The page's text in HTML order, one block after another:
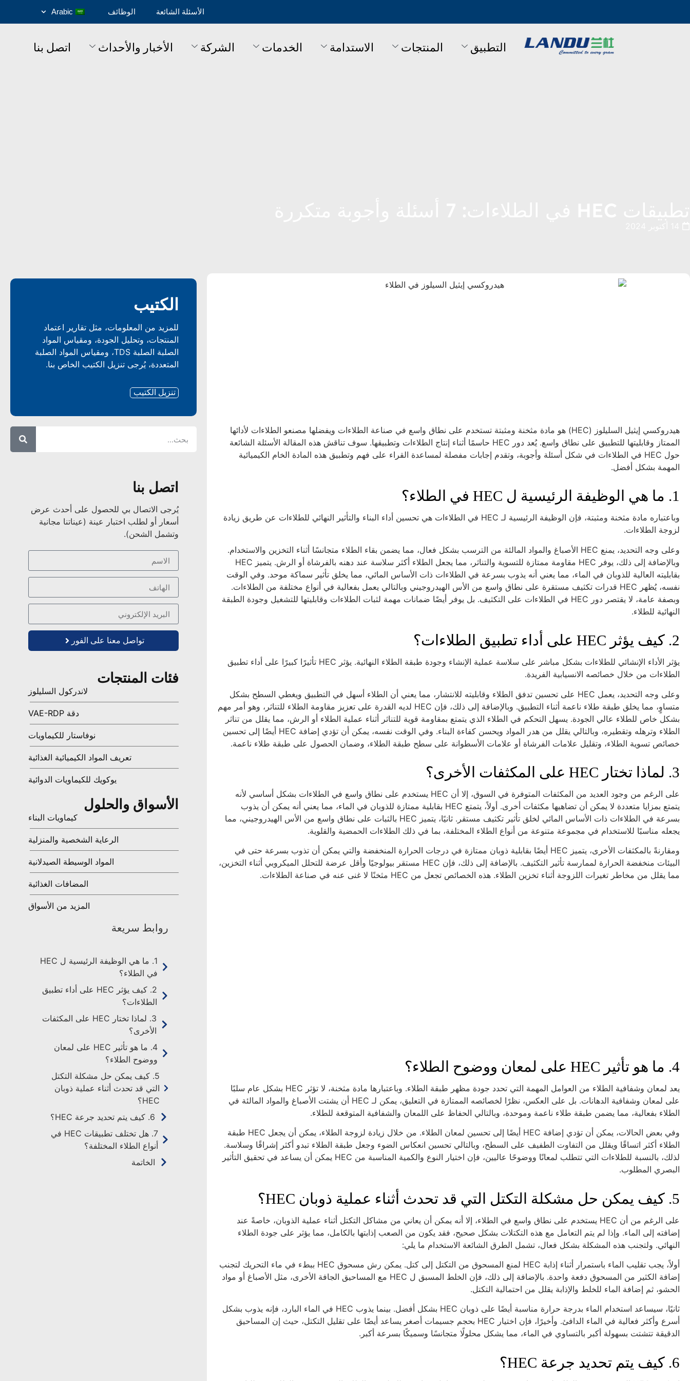
الأسئلة الشائعة الوظائف Arabic
التطبيق المنتجات الاستدامة الخدمات الشركة الأخبار والأحداث اتصل بنا
هيدروكسي إيثيل السليلوز (HEC) هو مادة مثخنة ومثبتة تستخدم على نطاق واسع في صناعة الطلاءات ويفضلها مصنعو الطلاءات لأدائها
الممتاز وقابليتها للتطبيق على نطاق واسع. يُعد دور HEC حاسمًا أثناء إنتاج الطلاءات وتطبيقها. سوف تناقش هذه المقالة الأسئلة الشائعة
حول HEC في الطلاءات في شكل أسئلة وأجوبة، وتقدم إجابات مفصلة لمساعدة القراء على فهم وتطبيق هذه المادة الخام الكيميائية
المهمة بشكل أفضل.
1. ما هي الوظيفة الرئيسية ل HEC في الطلاء؟
وباعتباره مادة مثخنة ومثبتة، فإن الوظيفة الرئيسية لـ HEC في الطلاءات هي تحسين أداء البناء والتأثير النهائي للطلاءات عن طريق زيادة
لزوجة الطلاءات.
وعلى وجه التحديد، يمنع HEC الأصباغ والمواد المالئة من الترسب بشكل فعال، مما يضمن بقاء الطلاء متجانسًا أثناء التخزين والاستخدام.
وبالإضافة إلى ذلك، يوفر HEC مقاومة ممتازة للتسوية والتناثر، مما يجعل الطلاء أكثر سلاسة عند دهنه بالفرشاة أو الرش. يتميز HEC
بقابليته العالية للذوبان في الماء، مما يعني أنه يذوب بسرعة في الطلاءات ذات الأساس المائي، مما يخلق تأثير سماكة موحد. وفي الوقت
نفسه، يُظهر HEC قدرات تكثيف مستقرة على نطاق واسع من الأس الهيدروجيني وبالتالي يعمل بفعالية في أنواع مختلفة من الطلاءات.
وبصفة عامة، لا يقتصر دور HEC في الطلاءات على التكثيف. بل يوفر أيضًا ضمانات مهمة لثبات الطلاءات وقابليتها للتشغيل وجودة الطبقة
النهائية للطلاء.
2. كيف يؤثر HEC على أداء تطبيق الطلاءات؟
يؤثر الأداء الإنشائي للطلاءات بشكل مباشر على سلاسة عملية الإنشاء وجودة طبقة الطلاء النهائية. يؤثر HEC تأثيرًا كبيرًا على أداء تطبيق
الطلاءات من خلال خصائصه الانسيابية الفريدة.
وعلى وجه التحديد، يعمل HEC على تحسين تدفق الطلاء وقابليته للانتشار، مما يعني أن الطلاء أسهل في التطبيق ويغطي السطح بشكل
متساوٍ، مما يخلق طبقة طلاء ناعمة أثناء التطبيق. وبالإضافة إلى ذلك، فإن HEC لديه القدرة على تعزيز مقاومة الطلاء للتناثر، وهو أمر مهم
بشكل خاص للطلاء عالي الجودة. يسهل التحكم في الطلاء الذي يتمتع بمقاومة قوية للتناثر أثناء عملية الطلاء أو الرش، مما يقلل من تناثر
الطلاء وترهله وتقطيره، وبالتالي يقلل من هدر المواد ويحسن كفاءة البناء. وفي الوقت نفسه، يمكن أن تؤدي إضافة HEC أيضًا إلى تحسين
خصائص تسوية الطلاء، وتقليل علامات الفرشاة أو علامات الأسطوانة على سطح طبقة الطلاء، وضمان الحصول على طبقة طلاء ناعمة.
3. لماذا تختار HEC على المكثفات الأخرى؟
على الرغم من وجود العديد من المكثفات المتوفرة في السوق، إلا أن HEC يستخدم على نطاق واسع في الطلاءات بشكل أساسي لأنه
يتمتع بمزايا متعددة لا يمكن أن تضاهيها مكثفات أخرى. أولاً، يتمتع HEC بقابلية ممتازة للذوبان في الماء، مما يعني أنه يمكن أن يذوب
بسرعة في الطلاءات ذات الأساس المائي لخلق تأثير تكثيف مستقر. ثانيًا، يتميز HEC بالثبات على نطاق واسع من الأس الهيدروجيني، مما
يجعله مناسبًا للاستخدام في مجموعة متنوعة من أنواع الطلاء المختلفة، بما في ذلك الطلاءات الحمضية والقلوية.
ومقارنةً بالمكثفات الأخرى، يتميز HEC أيضًا بقابلية ذوبان ممتازة في درجات الحرارة المنخفضة والتي يمكن أن تذوب بسرعة حتى في
البيئات منخفضة الحرارة لممارسة تأثير التكثيف. بالإضافة إلى ذلك، فإن HEC مستقر بيولوجيًا وأقل عرضة للتحلل الميكروبي أثناء التخزين،
مما يقلل من مخاطر تغيرات اللزوجة أثناء تخزين الطلاء. هذه الخصائص تجعل من HEC مثخنًا لا غنى عنه في صناعة الطلاءات.
4. ما هو تأثير HEC على لمعان ووضوح الطلاء؟
يعد لمعان وشفافية الطلاء من العوامل المهمة التي تحدد جودة مظهر طبقة الطلاء. وباعتبارها مادة مثخنة، لا تؤثر HEC بشكل عام سلبًا
على لمعان وشفافية الدهانات. بل على العكس، نظرًا لخصائصه الممتازة في التعليق، يمكن لـ HEC أن يشتت الأصباغ والمواد المالئة في
الطلاء بفعالية، مما يضمن طبقة طلاء ناعمة وموحدة، وبالتالي الحفاظ على اللمعان والشفافية المتوقعة للطلاء.
وفي بعض الحالات، يمكن أن تؤدي إضافة HEC أيضًا إلى تحسين لمعان الطلاء. من خلال زيادة لزوجة الطلاء، يمكن أن يجعل HEC طبقة
الطلاء أكثر اتساقًا ويقلل من التفاوت الطفيف على السطح، وبالتالي تحسين انعكاس الضوء وجعل طبقة الطلاء تبدو أكثر إشراقًا وسلاسة.
لذلك، بالنسبة للطلاءات التي تتطلب لمعانًا ووضوحًا عاليين، فإن اختيار النوع والكمية المناسبة من HEC يمكن أن يساعد في تحقيق التأثير
البصري المطلوب.
5. كيف يمكن حل مشكلة التكتل التي قد تحدث أثناء عملية ذوبان HEC؟
على الرغم من أن HEC يستخدم على نطاق واسع في الطلاء، إلا أنه يمكن أن يعاني من مشاكل التكتل أثناء عملية الذوبان، خاصةً عند
إضافته إلى الماء. وإذا لم يتم التعامل مع هذه التكتلات بشكل صحيح، فقد يكون من الصعب إذابتها بالكامل، مما يؤثر على جودة الطلاء
النهائي. ولتجنب هذه المشكلة بشكل فعال، تشمل الطرق الشائعة الاستخدام ما يلي:
أولاً، يجب تقليب الماء باستمرار أثناء إذابة HEC لمنع المسحوق من التكتل إلى كتل. يمكن رش مسحوق HEC ببطء في ماء التحريك لتجنب
إضافة الكثير من المسحوق دفعة واحدة. بالإضافة إلى ذلك، فإن الخلط المسبق ل HEC مع المساحيق الجافة الأخرى، مثل الأصباغ أو مواد
الحشو، ثم إضافة الماء للخلط والإذابة يقلل من احتمالية التكتل.
ثانيًا، سيساعد استخدام الماء بدرجة حرارة مناسبة أيضًا على ذوبان HEC بشكل أفضل. بينما يذوب HEC في الماء البارد، فإنه يذوب بشكل
أسرع وأكثر فعالية في الماء الدافئ. وأخيرًا، فإن اختيار HEC بحجم جسيمات أصغر يساعد أيضًا على تقليل التكتل، حيث إن المساحيق
الدقيقة تتشتت بسهولة أكبر بالتساوي في الماء، مما يشكل محلولًا متجانسًا وسميكًا بسرعة أكبر.
6. كيف يتم تحديد جرعة HEC؟
الكتيب
للمزيد من المعلومات، مثل تقارير اعتماد
المنتجات، وتحليل الجودة، ومقياس المواد
الصلبة الصلبة TDS، ومقياس المواد الصلبة
المتعددة، يُرجى تنزيل الكتيب الخاص بنا.
تنزيل الكتيب
اتصل بنا
يُرجى الاتصال بي للحصول على أحدث عرض
أسعار أو لطلب اختبار عينة (عيناتنا مجانية
وتشمل الشحن).
تواصل معنا على الفور
فئات المنتجات
لاندركول السليلوز
دقة VAE-RDP
نوفاستار للكيماويات
تعريف المواد الكيميائية الغذائية
يوكويك للكيماويات الدوائية
الأسواق والحلول
كيماويات البناء
الرعاية الشخصية والمنزلية
المواد الوسيطة الصيدلانية
المضافات الغذائية
المزيد من الأسواق
روابط سريعة
1. ما هي الوظيفة الرئيسية ل HEC
في الطلاء؟
2. كيف يؤثر HEC على أداء تطبيق
الطلاءات؟
3. لماذا تختار HEC على المكثفات
الأخرى؟
4. ما هو تأثير HEC على لمعان
ووضوح الطلاء؟
5. كيف يمكن حل مشكلة التكتل
التي قد تحدث أثناء عملية ذوبان
HEC؟
6. كيف يتم تحديد جرعة HEC؟
7. هل تختلف تطبيقات HEC في
أنواع الطلاء المختلفة؟
الخاتمة